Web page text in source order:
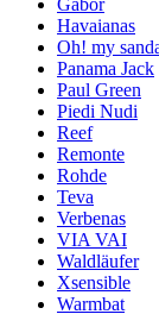
Gabor
Havaianas
Oh! my
Panama Jack
Paul Green
Piedi Nudi
Reef
Remonte
Rohde
Teva
Verbenas
VIA VAI
Waldläufer
Xsensible
Warmbat